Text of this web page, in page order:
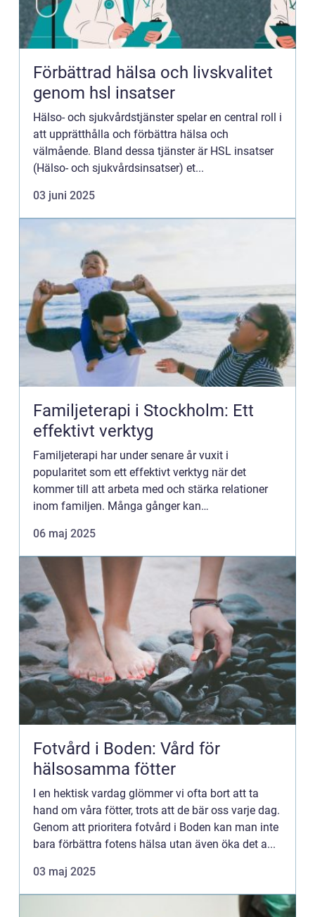
Förbättrad hälsa och livskvalitet
genom hsl insatser
Hälso- och sjukvårdstjänster spelar en central roll i
att upprätthålla och förbättra hälsa och
välmående. Bland dessa tjänster är HSL insatser
(Hälso- och sjukvårdsinsatser) et...
03 juni 2025
Familjeterapi i Stockholm: Ett
effektivt verktyg
Familjeterapi har under senare år vuxit i
popularitet som ett effektivt verktyg när det
kommer till att arbeta med och stärka relationer
inom familjen. Många gånger kan
06 maj 2025
Fotvård i Boden: Vård för
hälsosamma fötter
I en hektisk vardag glömmer vi ofta bort att ta
hand om våra fötter, trots att de bär oss varje dag.
Genom att prioritera fotvård i Boden kan man inte
bara förbättra fotens hälsa utan även öka det a...
03 maj 2025